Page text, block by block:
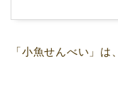
「小魚せんべい」は